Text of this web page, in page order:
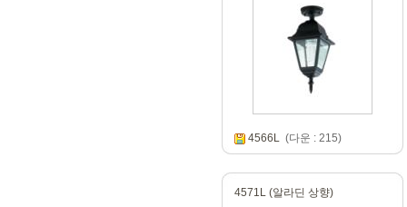
4566L(다운 : 215)
4571L (알라딘 상향)